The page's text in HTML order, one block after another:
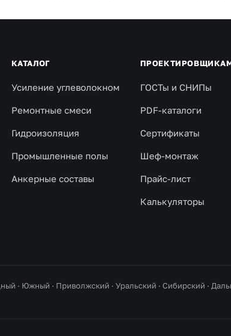
КАТАЛОГ
Усиление углеволокном
Ремонтные смеси
Гидроизоляция
Промышленные полы
Анкерные составы
ГОСТы и СНИПы
PDF-каталоги
Сертификаты
Шеф-монтаж
Прайс-лист
Калькуляторы
· Южный · Приволжский · Уральский · Сибирский ·